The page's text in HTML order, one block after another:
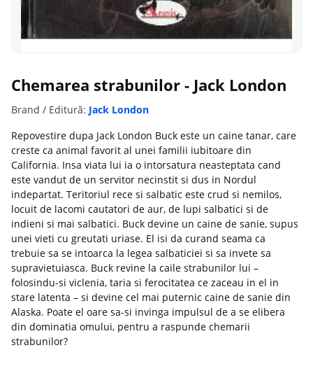
Chemarea strabunilor - Jack London
Brand / Editură: Jack London
Repovestire dupa Jack London Buck este un caine tanar, care
creste ca animal favorit al unei familii iubitoare din
California. Insa viata lui ia o intorsatura neasteptata cand
este vandut de un servitor necinstit si dus in Nordul
indepartat. Teritoriul rece si salbatic este crud si nemilos,
locuit de lacomi cautatori de aur, de lupi salbatici si de
indieni si mai salbatici. Buck devine un caine de sanie, supus
unei vieti cu greutati uriase. El isi da curand seama ca
trebuie sa se intoarca la legea salbaticiei si sa invete sa
supravietuiasca. Buck revine la caile strabunilor lui –
folosindu-si viclenia, taria si ferocitatea ce zaceau in el in
stare latenta – si devine cel mai puternic caine de sanie din
Alaska. Poate el oare sa-si invinga impulsul de a se elibera
din dominatia omului, pentru a raspunde chemarii
strabunilor?